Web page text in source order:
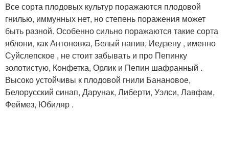
Все сорта плодовых культур поражаются плодовой
гнилью, иммунных нет, но степень поражения может
быть разной. Особенно сильно поражаются такие сорта
яблони, как Антоновка, Белый напив, Иедзену , именно
Суйслепское , не стоит забывать и про Пепинку
золотистую, Конфетка, Орлик и Пепин шафранный .
Высоко устойчивы к плодовой гнили Банановое,
Белорусский синап, Дарунак, Либерти, Уэлси, Лавфам,
Феймез, Юбиляр .